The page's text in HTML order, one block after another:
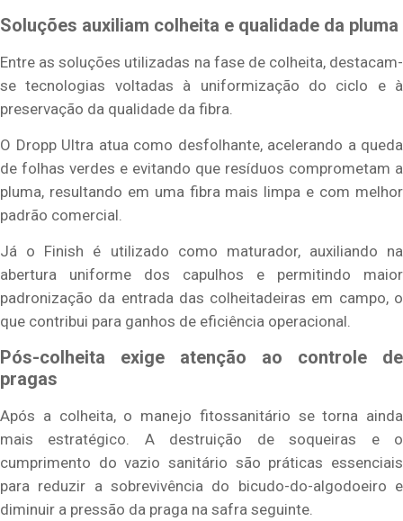
Soluções auxiliam colheita e qualidade da pluma
Entre as soluções utilizadas na fase de colheita, destacam-
se tecnologias voltadas à uniformização do ciclo e à
preservação da qualidade da fibra.
O Dropp Ultra atua como desfolhante, acelerando a queda
de folhas verdes e evitando que resíduos comprometam a
pluma, resultando em uma fibra mais limpa e com melhor
padrão comercial.
Já o Finish é utilizado como maturador, auxiliando na
abertura uniforme dos capulhos e permitindo maior
padronização da entrada das colheitadeiras em campo, o
que contribui para ganhos de eficiência operacional.
Pós-colheita exige atenção ao controle de
pragas
Após a colheita, o manejo fitossanitário se torna ainda
mais estratégico. A destruição de soqueiras e o
cumprimento do vazio sanitário são práticas essenciais
para reduzir a sobrevivência do bicudo-do-algodoeiro e
diminuir a pressão da praga na safra seguinte.